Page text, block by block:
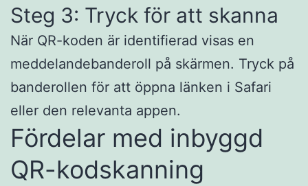
Steg 3: Tryck för att skanna
När QR-koden är identifierad visas en
meddelandebanderoll på skärmen. Tryck på
banderollen för att öppna länken i Safari
eller den relevanta appen.​
Fördelar med inbyggd
QR-kodskanning